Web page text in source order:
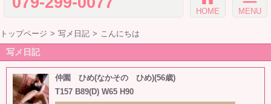
HOME MENU
トップページ 写メ日記 こんにちは
写メ日記
仲園 ひめ(なかその ひめ)(56歳)
T157 B89(D) W65 H90